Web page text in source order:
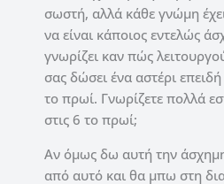
σωστή, αλλά κάθε γνώμη
να είναι κάποιος εντελώς
γνωρίζει καν πώς
σας δώσει ένα αστέρι επειδή
το πρωί. Γνωρίζετε πολλά
στις 6 το πρωί;
Αν όμως δω αυτή την
από αυτό και θα μπω στη